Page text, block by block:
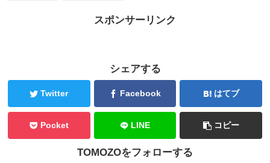
スポンサーリンク
シェアする
Twitter Facebook はてブ
Pocket LINE コピー
TOMOZOをフォローする